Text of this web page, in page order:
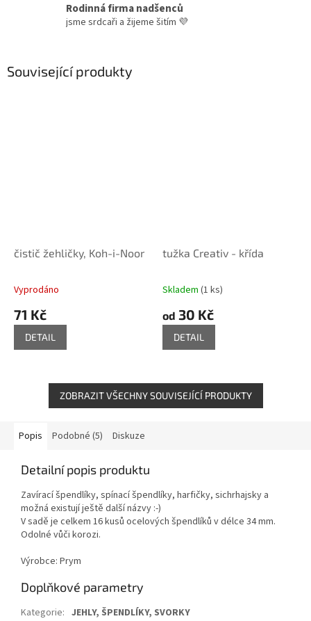
Rodinná firma nadšenců
jsme srdcaři a žijeme šitím 💜
Související produkty
čistič žehličky, Koh-i-Noor
Vyprodáno
71 Kč
DETAIL
tužka Creativ - křída
Skladem (1 ks)
od 30 Kč
DETAIL
ZOBRAZIT VŠECHNY SOUVISEJÍCÍ PRODUKTY
Popis Podobné (5) Diskuze
Detailní popis produktu
Zavírací špendlíky, spínací špendlíky, harfičky, sichrhajsky a
možná existují ještě další názvy :-)
V sadě je celkem 16 kusů ocelových špendlíků v délce 34 mm.
Odolné vůči korozi.
Výrobce: Prym
Doplňkové parametry
Kategorie: JEHLY, ŠPENDLÍKY, SVORKY